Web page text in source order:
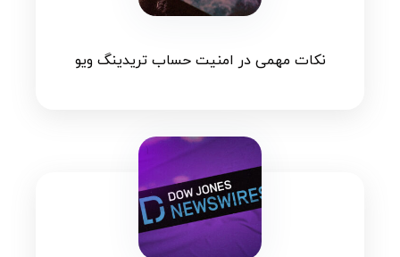
نکات مهمی در امنیت حساب تریدینگ ویو